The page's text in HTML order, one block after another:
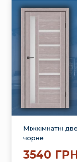
Міжкімнатні
чорне
3540